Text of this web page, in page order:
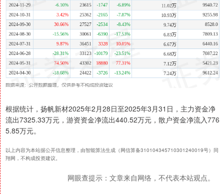
根据统计，扬帆新材2025年2月28日至2025年3月31日，主力资金净
流出7325.33万元，游资资金净流出440.52万元，散户资金净流入776
5.85万元。
以上内容为本站据公开信息整理，由智能算法生成（网信算备310104345710301240019号）同
翔网，不构成投资建议。
网眼查提示：文章来自网络，不代表本站观点。